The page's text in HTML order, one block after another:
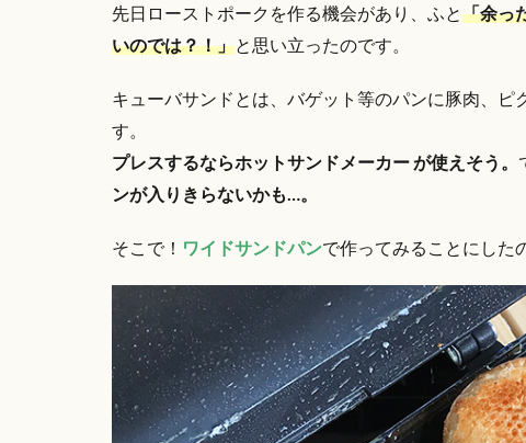
先日ローストポークを作る機会があり、ふと「余っ
いのでは？！」と思い立ったのです。
キューバサンドとは、バゲット等のパンに豚肉、ピ
す。
プレスするならホットサンドメーカー が使えそう。
ンが入りきらないかも…。
そこで！ ワイドサンドパンで作ってみることにした